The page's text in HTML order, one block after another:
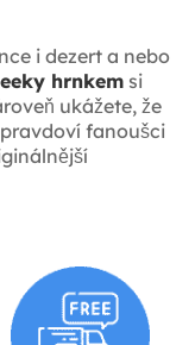
i dezert a nebo
hrnkem si
ukážete, že
fanoušci